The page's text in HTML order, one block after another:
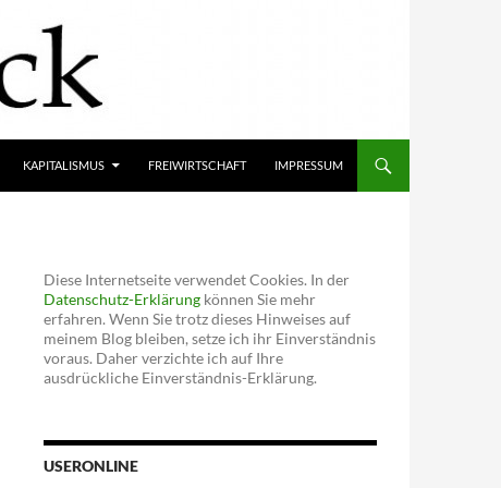
KAPITALISMUS FREIWIRTSCHAFT IMPRESSUM
Diese Internetseite verwendet Cookies. In der
Datenschutz-Erklärung können Sie mehr
erfahren. Wenn Sie trotz dieses Hinweises auf
meinem Blog bleiben, setze ich ihr Einverständnis
voraus. Daher verzichte ich auf Ihre
ausdrückliche Einverständnis-Erklärung.
USERONLINE